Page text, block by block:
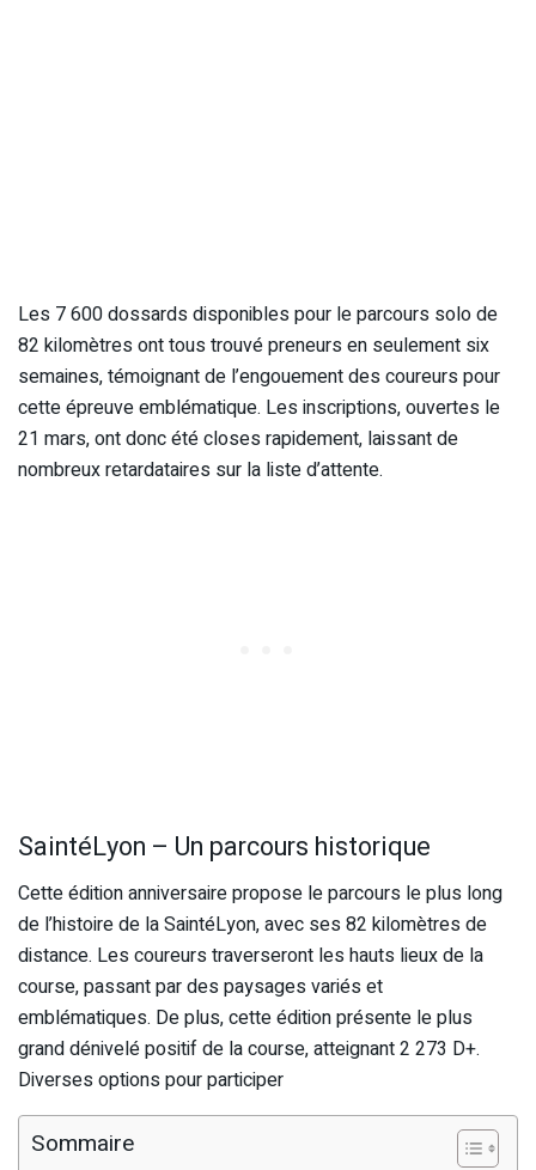
Les 7 600 dossards disponibles pour le parcours solo de
82 kilomètres ont tous trouvé preneurs en seulement six
semaines, témoignant de l’engouement des coureurs pour
cette épreuve emblématique. Les inscriptions, ouvertes le
21 mars, ont donc été closes rapidement, laissant de
nombreux retardataires sur la liste d’attente.
SaintéLyon – Un parcours historique
Cette édition anniversaire propose le parcours le plus long
de l’histoire de la SaintéLyon, avec ses 82 kilomètres de
distance. Les coureurs traverseront les hauts lieux de la
course, passant par des paysages variés et
emblématiques. De plus, cette édition présente le plus
grand dénivelé positif de la course, atteignant 2 273 D+.
Diverses options pour participer
Sommaire